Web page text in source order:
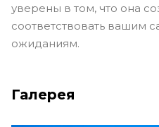
уверены в том, что она
соответствовать вашим
ожиданиям.
Галерея